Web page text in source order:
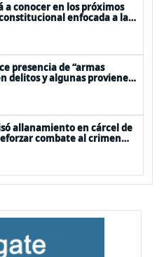
a conocer en los próximos
enfocada a la
presencia de “armas
delitos y algunas provienen
trasandinas
allanamiento en cárcel de
combate al crimen